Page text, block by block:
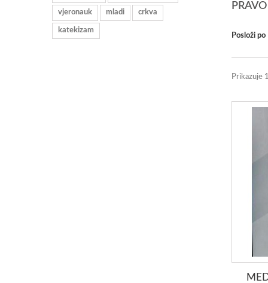
vjeronauk mladi crkva
katekizam
Posloži po
Prikazuje